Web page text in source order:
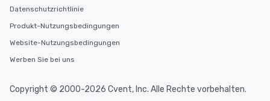
Datenschutzrichtlinie
Produkt-Nutzungsbedingungen
Website-Nutzungsbedingungen
Werben Sie bei uns
Copyright © 2000-2026 Cvent, Inc. Alle Rechte vorbehalten.